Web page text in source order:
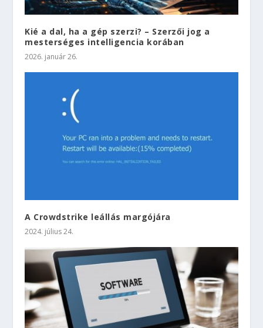
Kié a dal, ha a gép szerzi? – Szerzői jog a
mesterséges intelligencia korában
2026. január 26.
A Crowdstrike leállás margójára
2024. július 24.